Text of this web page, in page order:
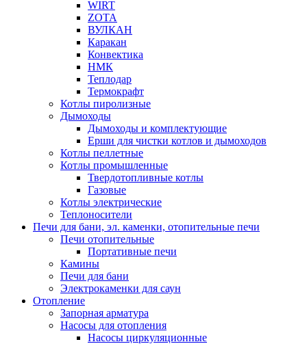
WIRT
ZOTA
ВУЛКАН
Каракан
Конвектика
НМК
Теплодар
Термокрафт
Котлы пиролизные
Дымоходы
Дымоходы и комплектующие
Ерши для чистки котлов и дымоходов
Котлы пеллетные
Котлы промышленные
Твердотопливные котлы
Газовые
Котлы электрические
Теплоносители
Печи для бани, эл. каменки, отопительные печи
Печи отопительные
Портативные печи
Камины
Печи для бани
Электрокаменки для саун
Отопление
Запорная арматура
Насосы для отопления
Насосы циркуляционные